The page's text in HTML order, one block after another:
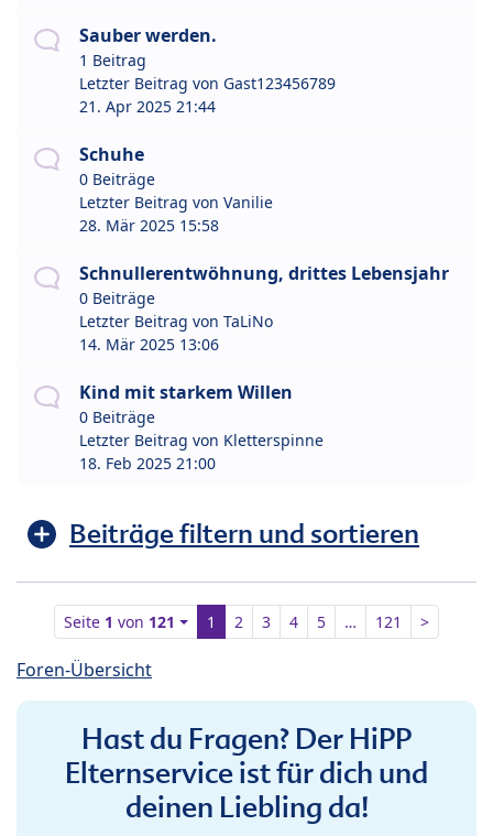
Sauber werden.
1 Beitrag
Letzter Beitrag von Gast123456789
21. Apr 2025 21:44
Schuhe
0 Beiträge
Letzter Beitrag von Vanilie
28. Mär 2025 15:58
Schnullerentwöhnung, drittes Lebensjahr
0 Beiträge
Letzter Beitrag von TaLiNo
14. Mär 2025 13:06
Kind mit starkem Willen
0 Beiträge
Letzter Beitrag von Kletterspinne
18. Feb 2025 21:00
Beiträge filtern und sortieren
Seite 1 von 121 1 2 3 4 5 … 121 >
Foren-Übersicht
Hast du Fragen? Der HiPP
Elternservice ist für dich und
deinen Liebling da!